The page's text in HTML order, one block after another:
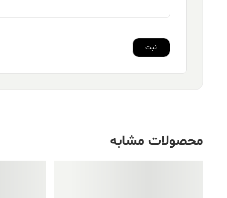
محصولات مشابه